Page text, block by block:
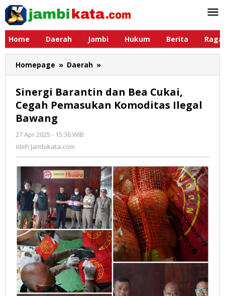
Lewati
konten
Home
Daerah Jambi Hukum Berita
Homepage » Daerah »
Barantin
dan
Bea
Cukai,
Bawang
Sinergi Barantin dan Bea Cukai,
Cegah Pemasukan Komoditas Ilegal
Bawang
27 Apr 2025 - 15:36 WIB
oleh Jambikata.com